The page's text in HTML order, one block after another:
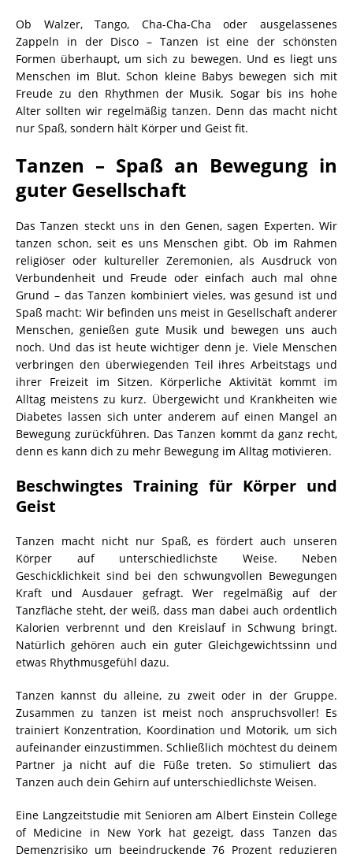
Ob Walzer, Tango, Cha-Cha-Cha oder ausgelassenes
Zappeln in der Disco – Tanzen ist eine der schönsten
Formen überhaupt, um sich zu bewegen. Und es liegt uns
Menschen im Blut. Schon kleine Babys bewegen sich mit
Freude zu den Rhythmen der Musik. Sogar bis ins hohe
Alter sollten wir regelmäßig tanzen. Denn das macht nicht
nur Spaß, sondern hält Körper und Geist fit.
Tanzen – Spaß an Bewegung in
guter Gesellschaft
Das Tanzen steckt uns in den Genen, sagen Experten. Wir
tanzen schon, seit es uns Menschen gibt. Ob im Rahmen
religiöser oder kultureller Zeremonien, als Ausdruck von
Verbundenheit und Freude oder einfach auch mal ohne
Grund – das Tanzen kombiniert vieles, was gesund ist und
Spaß macht: Wir befinden uns meist in Gesellschaft anderer
Menschen, genießen gute Musik und bewegen uns auch
noch. Und das ist heute wichtiger denn je. Viele Menschen
verbringen den überwiegenden Teil ihres Arbeitstags und
ihrer Freizeit im Sitzen. Körperliche Aktivität kommt im
Alltag meistens zu kurz. Übergewicht und Krankheiten wie
Diabetes lassen sich unter anderem auf einen Mangel an
Bewegung zurückführen. Das Tanzen kommt da ganz recht,
denn es kann dich zu mehr Bewegung im Alltag motivieren.
Beschwingtes Training für Körper und
Geist
Tanzen macht nicht nur Spaß, es fördert auch unseren
Körper auf unterschiedlichste Weise. Neben
Geschicklichkeit sind bei den schwungvollen Bewegungen
Kraft und Ausdauer gefragt. Wer regelmäßig auf der
Tanzfläche steht, der weiß, dass man dabei auch ordentlich
Kalorien verbrennt und den Kreislauf in Schwung bringt.
Natürlich gehören auch ein guter Gleichgewichtssinn und
etwas Rhythmusgefühl dazu.
Tanzen kannst du alleine, zu zweit oder in der Gruppe.
Zusammen zu tanzen ist meist noch anspruchsvoller! Es
trainiert Konzentration, Koordination und Motorik, um sich
aufeinander einzustimmen. Schließlich möchtest du deinem
Partner ja nicht auf die Füße treten. So stimuliert das
Tanzen auch dein Gehirn auf unterschiedlichste Weisen.
Eine Langzeitstudie mit Senioren am Albert Einstein College
of Medicine in New York hat gezeigt, dass Tanzen das
Demenzrisiko um beeindruckende 76 Prozent reduzieren